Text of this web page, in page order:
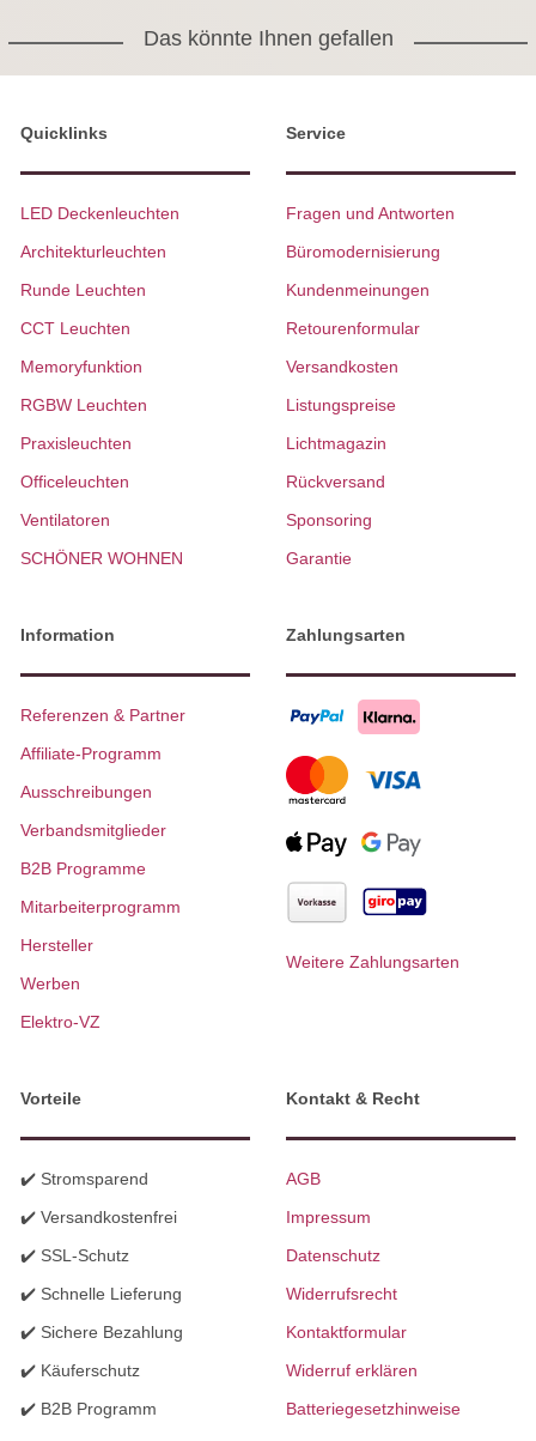
Das könnte Ihnen gefallen
Quicklinks
LED Deckenleuchten
Architekturleuchten
Runde Leuchten
CCT Leuchten
Memoryfunktion
RGBW Leuchten
Praxisleuchten
Officeleuchten
Ventilatoren
SCHÖNER WOHNEN
Service
Fragen und Antworten
Büromodernisierung
Kundenmeinungen
Retourenformular
Versandkosten
Listungspreise
Lichtmagazin
Rückversand
Sponsoring
Garantie
Information
Referenzen & Partner
Affiliate-Programm
Ausschreibungen
Verbandsmitglieder
B2B Programme
Mitarbeiterprogramm
Hersteller
Werben
Elektro-VZ
Zahlungsarten
Weitere Zahlungsarten
Vorteile
✔️ Stromsparend
✔️ Versandkostenfrei
✔️ SSL-Schutz
✔️ Schnelle Lieferung
✔️ Sichere Bezahlung
✔️ Käuferschutz
✔️ B2B Programm
Kontakt & Recht
AGB
Impressum
Datenschutz
Widerrufsrecht
Kontaktformular
Widerruf erklären
Batteriegesetzhinweise